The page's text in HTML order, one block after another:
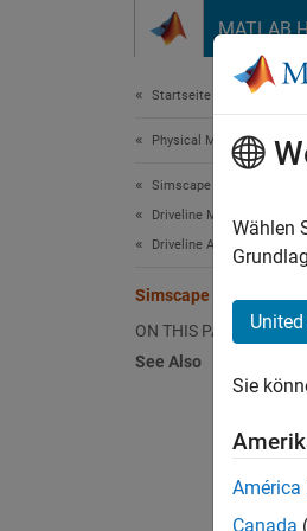
MATLAB
Startseite der
Physical Modeling
Simscape Driveline
Driveline Modeling
Driveline Actuation
Simscape Driveline
ON THIS PAGE
See Also
Wählen
Sie
América
Canada